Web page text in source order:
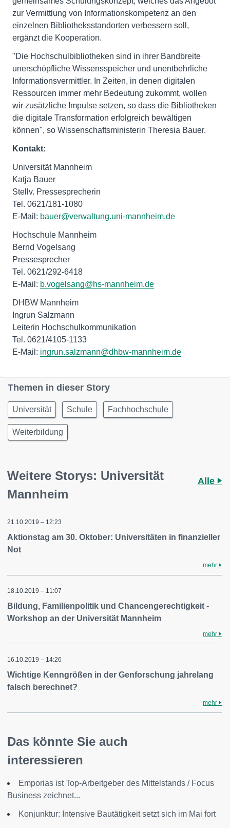
zur Vermittlung von Informationskompetenz an den
einzelnen Bibliotheksstandorten verbessern soll,
ergänzt die Kooperation.
"Die Hochschulbibliotheken sind in ihrer Bandbreite
unerschöpfliche Wissensspeicher und unentbehrliche
Informationsvermittler. In Zeiten, in denen digitalen
Ressourcen immer mehr Bedeutung zukommt, wollen
wir zusätzliche Impulse setzen, so dass die Bibliotheken
die digitale Transformation erfolgreich bewältigen
können", so Wissenschaftsministerin Theresia Bauer.
Kontakt:
Universität Mannheim
Katja Bauer
Stellv. Pressesprecherin
Tel. 0621/181-1080
E-Mail: bauer@verwaltung.uni-mannheim.de
Hochschule Mannheim
Bernd Vogelsang
Pressesprecher
Tel. 0621/292-6418
E-Mail: b.vogelsang@hs-mannheim.de
DHBW Mannheim
Ingrun Salzmann
Leiterin Hochschulkommunikation
Tel. 0621/4105-1133
E-Mail: ingrun.salzmann@dhbw-mannheim.de
Themen in dieser Story
Universität Schule Fachhochschule
Weiterbildung
Weitere Storys: Universität
Mannheim
Alle
21.10.2019 – 12:23
Aktionstag am 30. Oktober: Universitäten in finanzieller
Not
mehr
18.10.2019 – 11:07
Bildung, Familienpolitik und Chancengerechtigkeit -
Workshop an der Universität Mannheim
mehr
16.10.2019 – 14:26
Wichtige Kenngrößen in der Genforschung jahrelang
falsch berechnet?
mehr
Das könnte Sie auch
interessieren
Emporias ist Top-Arbeitgeber des Mittelstands / Focus
Business zeichnet...
Konjunktur: Intensive Bautätigkeit setzt sich im Mai fort